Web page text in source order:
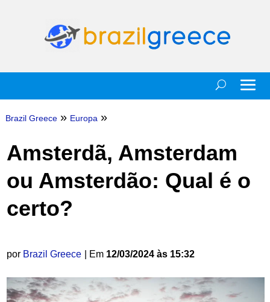
Brazil Greece » Europa »
Amsterdã, Amsterdam
ou Amsterdão: Qual é o
certo?
por Brazil Greece | Em 12/03/2024 às 15:32